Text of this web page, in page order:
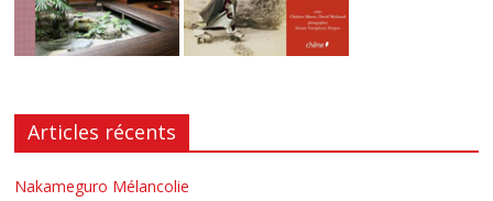
Articles récents
Nakameguro Mélancolie